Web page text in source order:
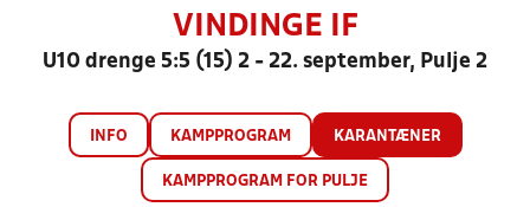
VINDINGE IF
U10 drenge 5:5 (15) 2 - 22. september, Pulje 2
INFO KAMPPROGRAM KARANTÆNER
KAMPPROGRAM FOR PULJE